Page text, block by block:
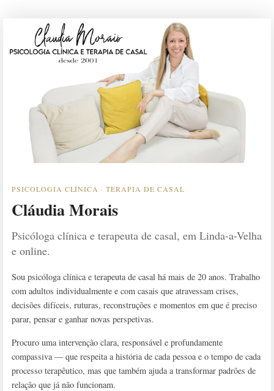
PSICOLOGIA CLÍNICA · TERAPIA DE CASAL
Cláudia Morais
Psicóloga clínica e terapeuta de casal, em Linda-a-Velha
e online.
Sou psicóloga clínica e terapeuta de casal há mais de 20 anos. Trabalho
com adultos individualmente e com casais que atravessam crises,
decisões difíceis, ruturas, reconstruções e momentos em que é preciso
parar, pensar e ganhar novas perspetivas.
Procuro uma intervenção clara, responsável e profundamente
compassiva — que respeita a história de cada pessoa e o tempo de cada
processo terapêutico, mas que também ajuda a transformar padrões de
relação que já não funcionam.